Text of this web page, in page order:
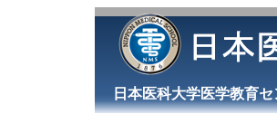
日本医科大学医学教育